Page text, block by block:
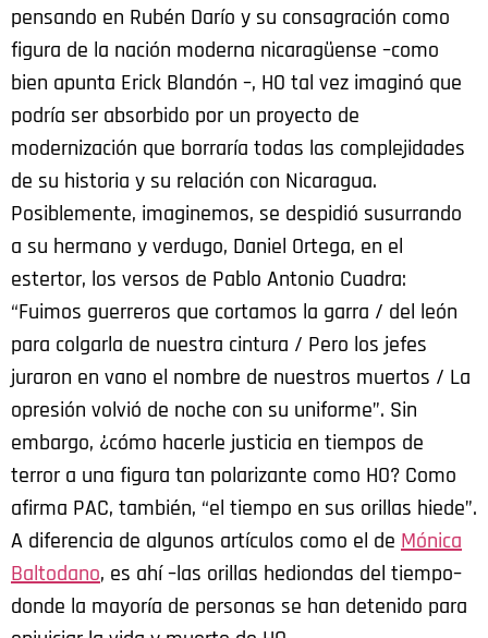
pensando en Rubén Darío y su consagración como
figura de la nación moderna nicaragüense –como
bien apunta Erick Blandón –, HO tal vez imaginó que
podría ser absorbido por un proyecto de
modernización que borraría todas las complejidades
de su historia y su relación con Nicaragua.
Posiblemente, imaginemos, se despidió susurrando
a su hermano y verdugo, Daniel Ortega, en el
estertor, los versos de Pablo Antonio Cuadra:
“Fuimos guerreros que cortamos la garra / del león
para colgarla de nuestra cintura / Pero los jefes
juraron en vano el nombre de nuestros muertos / La
opresión volvió de noche con su uniforme”. Sin
embargo, ¿cómo hacerle justicia en tiempos de
terror a una figura tan polarizante como HO? Como
afirma PAC, también, “el tiempo en sus orillas hiede”.
A diferencia de algunos artículos como el de Mónica
Baltodano, es ahí –las orillas hediondas del tiempo–
donde la mayoría de personas se han detenido para